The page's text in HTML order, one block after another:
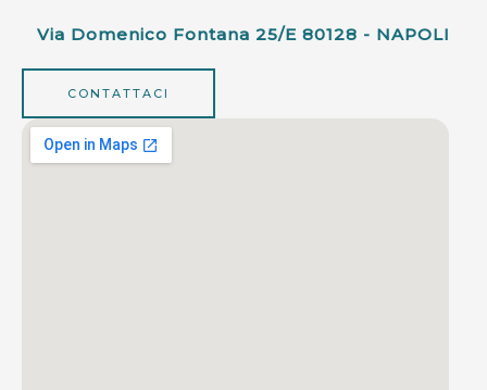
Via Domenico Fontana 25/e 80128 - NAPOLI
CONTATTACI